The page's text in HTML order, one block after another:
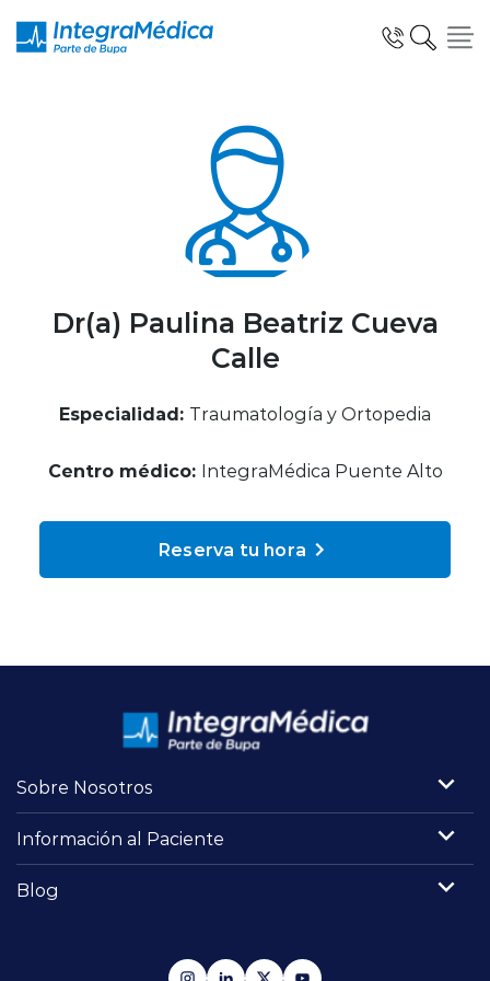
Especialidades y Servicios
Telemedicina Blua
Clínicas Dentales
Reserva de Horas
Mi Portal Bupa
Dr(a) Paulina Beatriz Cueva
Calle
Especialidad: Traumatología y Ortopedia
Centro médico: IntegraMédica Puente Alto
Reserva tu hora
Sobre Nosotros
Información al Paciente
Blog